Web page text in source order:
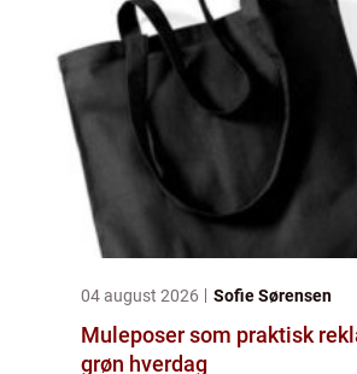
04 august 2026 Sofie Sørensen
Muleposer som praktisk
grøn hverdag